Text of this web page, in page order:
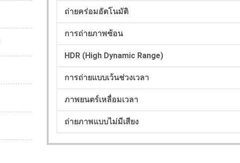
ถ่ายคร่อมอัตโนมัติ
การถ่ายภาพซ้อน
HDR (High Dynamic Range)
การถ่ายแบบเว้นช่วงเวลา
ภาพยนตร์เหลื่อมเวลา
ถ่ายภาพแบบไม่มีเสียง